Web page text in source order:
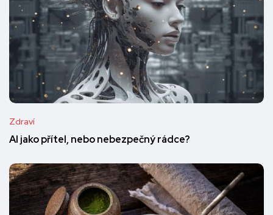
Zdraví
AI jako přítel, nebo nebezpečný rádce?